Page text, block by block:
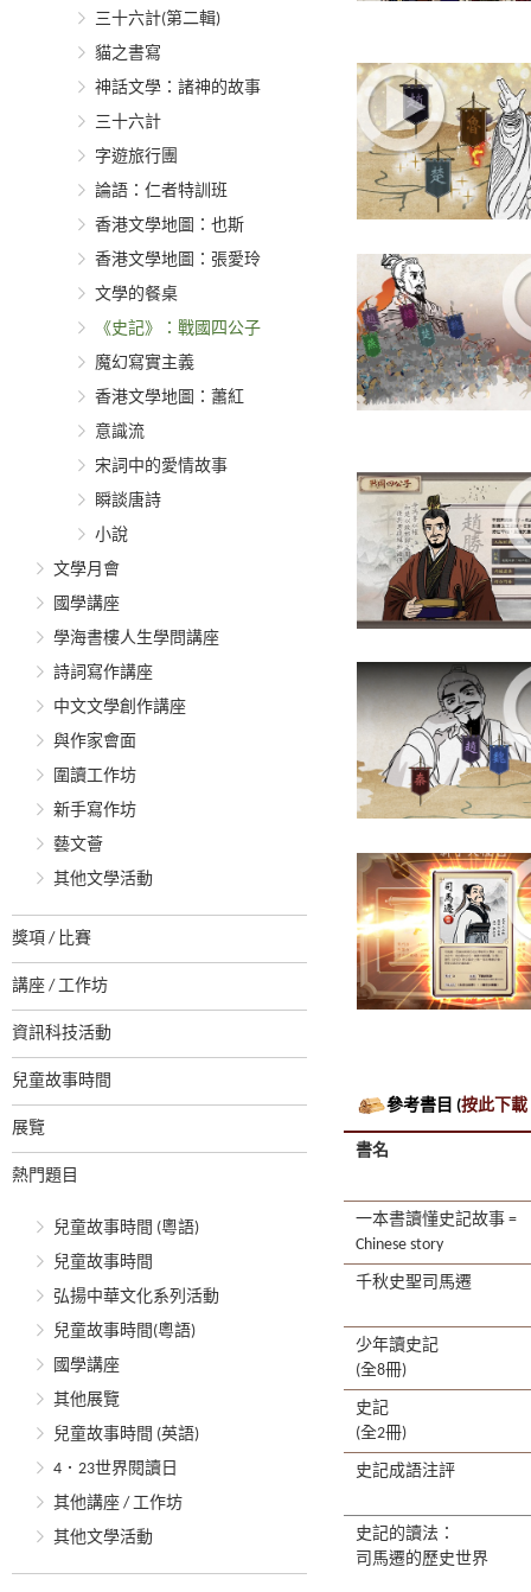
三十六計(第二輯)
貓之書寫
神話文學：諸神的故事
三十六計
字遊旅行團
論語：仁者特訓班
香港文學地圖：也斯
香港文學地圖：張愛玲
文學的餐桌
《史記》：戰國四公子
魔幻寫實主義
香港文學地圖：蕭紅
意識流
宋詞中的愛情故事
瞬談唐詩
小說
文學月會
國學講座
學海書樓人生學問講座
詩詞寫作講座
中文文學創作講座
與作家會面
圍讀工作坊
新手寫作坊
藝文薈
其他文學活動
獎項 / 比賽
講座 / 工作坊
資訊科技活動
兒童故事時間
展覽
熱門題目
兒童故事時間 (粵語)
兒童故事時間
弘揚中華文化系列活動
兒童故事時間(粵語)
國學講座
其他展覽
兒童故事時間 (英語)
4．23世界閱讀日
其他講座 / 工作坊
其他文學活動
參考書目 (按此下載
書名
一本書讀懂史記故事 =
Chinese story
千秋史聖司馬遷
少年讀史記
(全8冊)
史記
(全2冊)
史記成語注評
史記的讀法：
司馬遷的歷史世界